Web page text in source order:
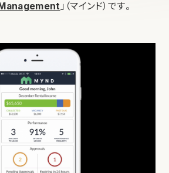
」（マインド）です。